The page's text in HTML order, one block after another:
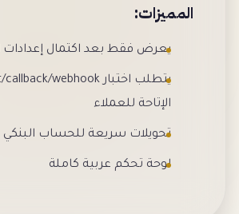
المميزات:
يعرض فقط بعد اكتمال إعدادات
الإتاحة للعملاء
تحويلات سريعة للحساب البنكي
لوحة تحكم عربية كاملة